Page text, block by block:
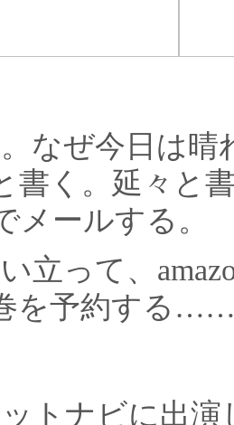
なぜ今日は晴
書く。延々と
メールする。
立って、
を予約する
トナビに出